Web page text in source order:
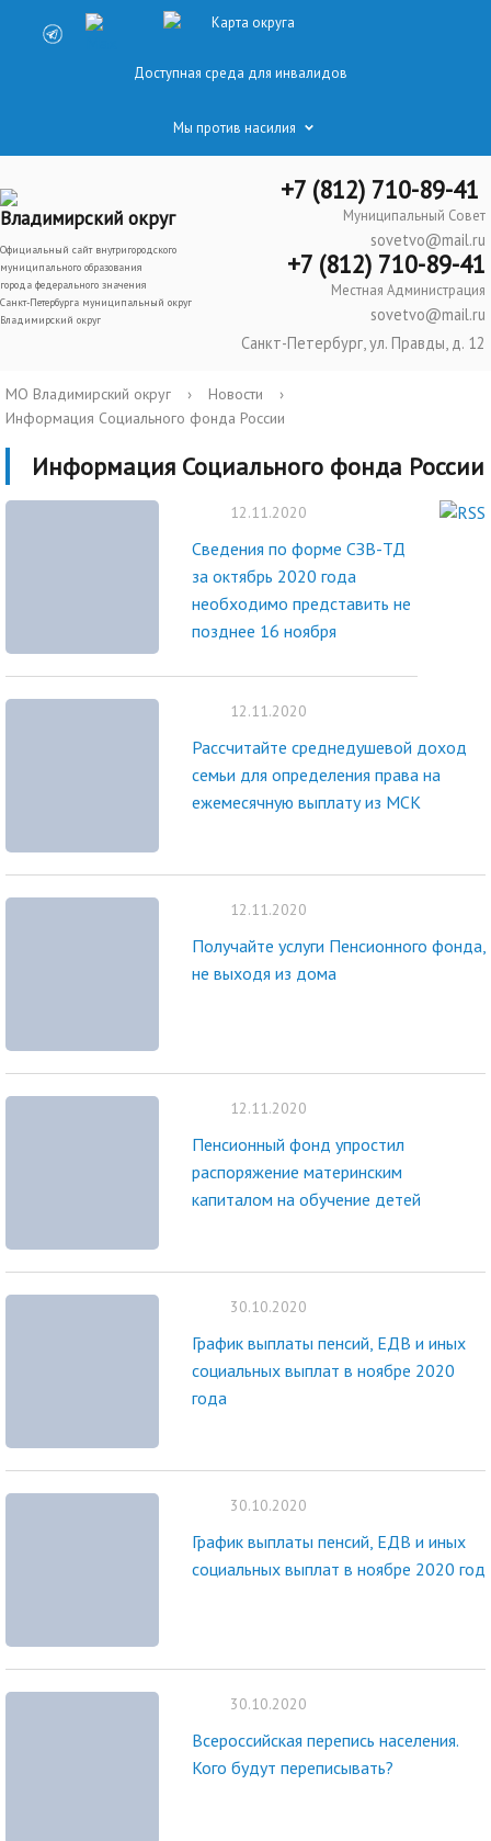
Карта округа
Доступная среда для инвалидов
Мы против насилия
Владимирский округ
Официальный сайт внутригородского
муниципального образования
города федерального значения
Санкт-Петербурга муниципальный округ
Владимирский округ
+7 (812) 710-89-41
Муниципальный Совет
sovetvo@mail.ru
+7 (812) 710-89-41
Местная Администрация
sovetvo@mail.ru
Санкт-Петербург, ул. Правды, д. 12
МО Владимирский округ › Новости
›
Информация Социального фонда России
Информация Социального фонда России
12.11.2020
Сведения по форме СЗВ-ТД
за октябрь 2020 года
необходимо представить не
позднее 16 ноября
12.11.2020
Рассчитайте среднедушевой доход
семьи для определения права на
ежемесячную выплату из МСК
12.11.2020
Получайте услуги Пенсионного фонда,
не выходя из дома
12.11.2020
Пенсионный фонд упростил
распоряжение материнским
капиталом на обучение детей
30.10.2020
График выплаты пенсий, ЕДВ и иных
социальных выплат в ноябре 2020
года
30.10.2020
График выплаты пенсий, ЕДВ и иных
социальных выплат в ноябре 2020 год
30.10.2020
Всероссийская перепись населения.
Кого будут переписывать?